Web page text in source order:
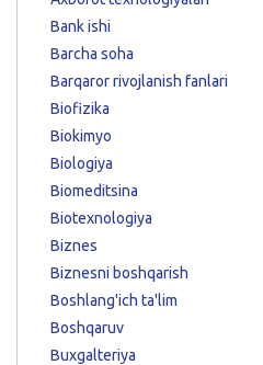
Bank ishi
Barcha soha
Barqaror rivojlanish fanlari
Biofizika
Biokimyo
Biologiya
Biomeditsina
Biotexnologiya
Biznes
Biznesni boshqarish
Boshlang'ich ta'lim
Boshqaruv
Buxgalteriya